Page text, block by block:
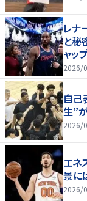
レナ
と秘
ャッ
2026/
自己
生”
2026/
エネ
景に
2026/